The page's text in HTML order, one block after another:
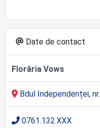
Date de contact
Florăria Vows
Bdul Independenței,
0761.132.XXX